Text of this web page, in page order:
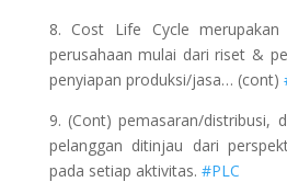
8. Cost Life Cycle
perusahaan mulai dari riset &
penyiapan produksi/jasa… (cont)
9. (Cont) pemasaran/distribusi,
pelanggan ditinjau dari
pada setiap aktivitas. #PLC